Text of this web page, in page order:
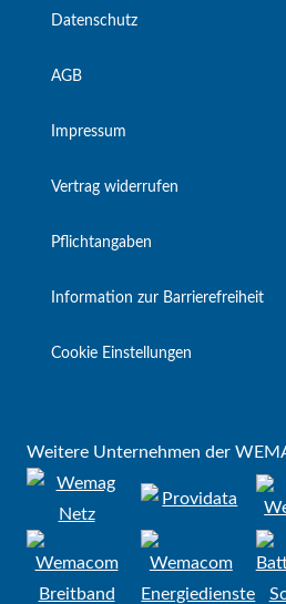
Datenschutz
AGB
Impressum
Vertrag widerrufen
Pflichtangaben
Information zur Barrierefreiheit
Cookie Einstellungen
Weitere Unternehmen der